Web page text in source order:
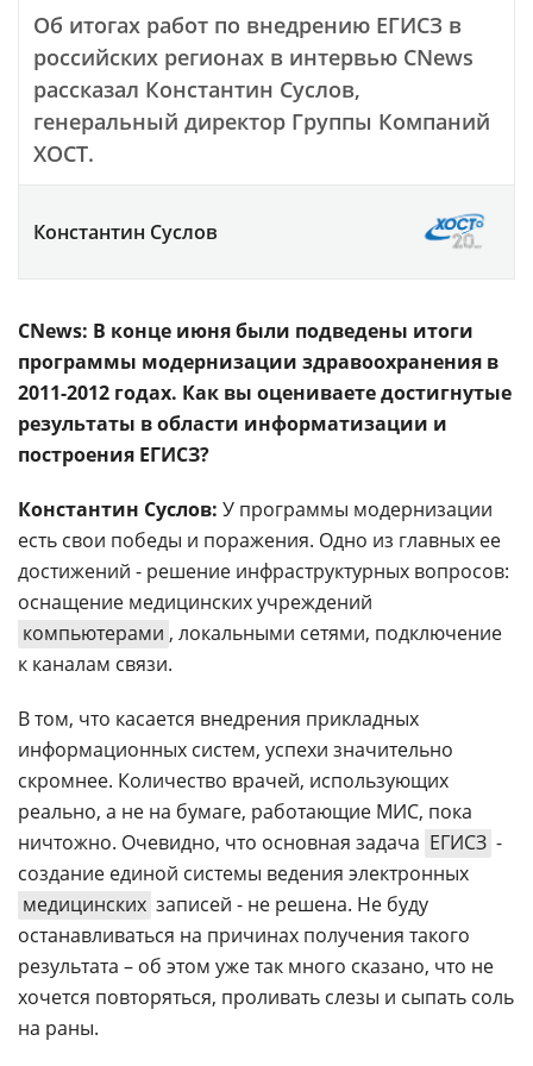
Об итогах работ по внедрению ЕГИСЗ в
российских регионах в интервью CNews
рассказал Константин Суслов,
генеральный директор Группы Компаний
ХОСТ.
Константин Суслов
CNews: В конце июня были подведены итоги
программы модернизации здравоохранения в
2011-2012 годах. Как вы оцениваете достигнутые
результаты в области информатизации и
построения ЕГИСЗ?
Константин Суслов: У программы модернизации
есть свои победы и поражения. Одно из главных ее
достижений - решение инфраструктурных вопросов:
оснащение медицинских учреждений
компьютерами , локальными сетями, подключение
к каналам связи.
В том, что касается внедрения прикладных
информационных систем, успехи значительно
скромнее. Количество врачей, использующих
реально, а не на бумаге, работающие МИС, пока
ничтожно. Очевидно, что основная задача ЕГИСЗ -
создание единой системы ведения электронных
медицинских записей - не решена. Не буду
останавливаться на причинах получения такого
результата – об этом уже так много сказано, что не
хочется повторяться, проливать слезы и сыпать соль
на раны.